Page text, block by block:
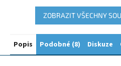
ZOBRAZIT VŠECHNY
Popis Podobné (8) Diskuze